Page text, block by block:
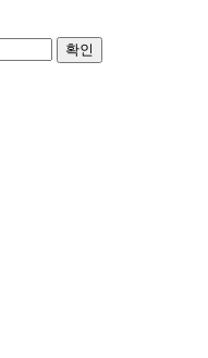
확인